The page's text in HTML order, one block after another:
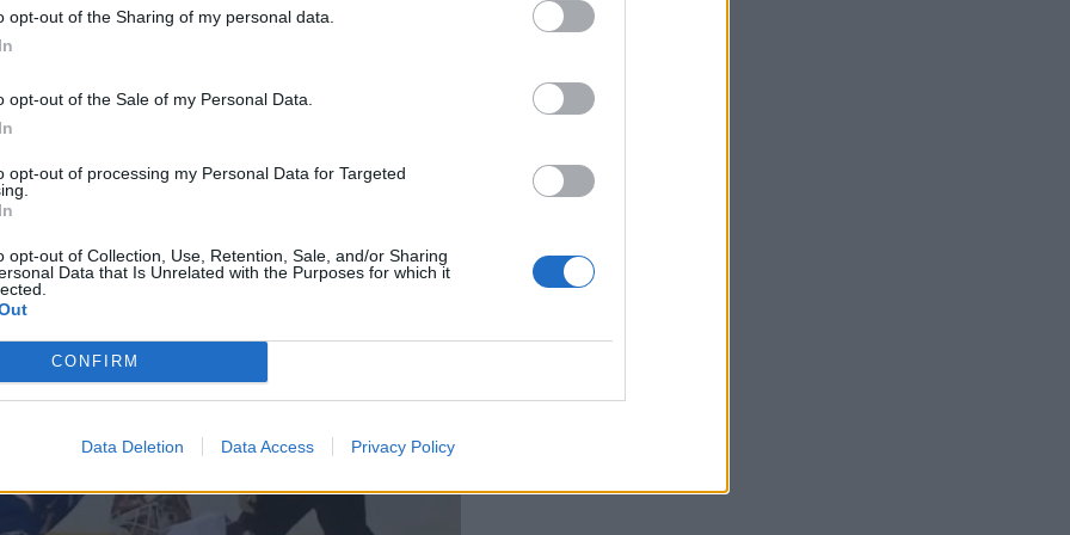
opt-out of the Sharing of my personal data.
opt-out of the Sale of my Personal Data.
opt-out of processing my Personal Data for Targeted
opt-out of Collection, Use, Retention, Sale, and/or Sharing
Data that Is Unrelated with the Purposes for which it
CONFIRM
Data Deletion Data Access Privacy Policy
lohduksi, kun Senators kampesi itsensä
vei pisteet Madison Square Gardenista mukanaan
ja se taistelee tiukasti jopa paikasta
Forsberg -harhautuksella